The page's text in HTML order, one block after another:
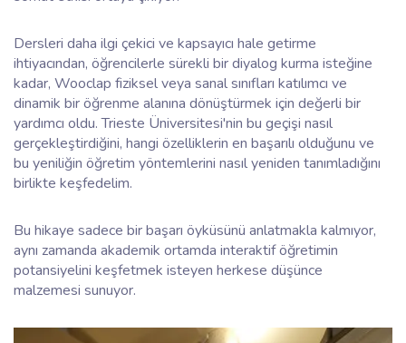
Dersleri daha ilgi çekici ve kapsayıcı hale getirme
ihtiyacından, öğrencilerle sürekli bir diyalog kurma isteğine
kadar, Wooclap fiziksel veya sanal sınıfları katılımcı ve
dinamik bir öğrenme alanına dönüştürmek için değerli bir
yardımcı oldu. Trieste Üniversitesi'nin bu geçişi nasıl
gerçekleştirdiğini, hangi özelliklerin en başarılı olduğunu ve
bu yeniliğin öğretim yöntemlerini nasıl yeniden tanımladığını
birlikte keşfedelim.
Bu hikaye sadece bir başarı öyküsünü anlatmakla kalmıyor,
aynı zamanda akademik ortamda interaktif öğretimin
potansiyelini keşfetmek isteyen herkese düşünce
malzemesi sunuyor.